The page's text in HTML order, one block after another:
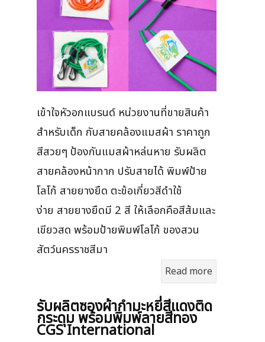
เข้าใจหัวอกแบรนด์ หน่วยงานที่ขายสินค้า
สำหรับเด็ก กับสายคล้องแมสผ้า ราคาถูก
สีสวยๆ ป้องกันแมสผ้าหล่นหาย รับผลิต
สายคล้องหน้ากาก ปรับสายได้ พิมพ์ป้าย
โลโก้ สายยางยืด ตะข้อเกี่ยวสีดำใช้
ง่าย สายยางยืดมี 2 สี ให้เลือกคือสีส้มและ
เขียวสด พร้อมป้ายพิมพ์โลโก้ ของสวน
สัตว์นครราชสีมา
Read more
รับผลิตซองผ้ากำมะหยี่สีแดงติด
กระดุม พร้อมพิมพ์ลายสีทอง
CGS International